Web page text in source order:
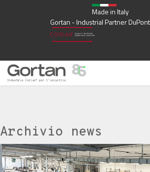
Made in Italy
Gortan - Industrial Partner
Archivio news